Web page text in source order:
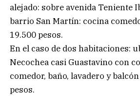
alejado: sobre avenida Teniente
barrio San Martín: cocina
19.500 pesos.
En el caso de dos habitaciones:
Necochea casi Guastavino con
comedor, baño, lavadero y
pesos.